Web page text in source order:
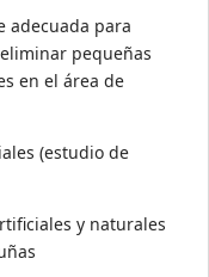
adecuada para
pequeñas
en el área de
(estudio de
y naturales